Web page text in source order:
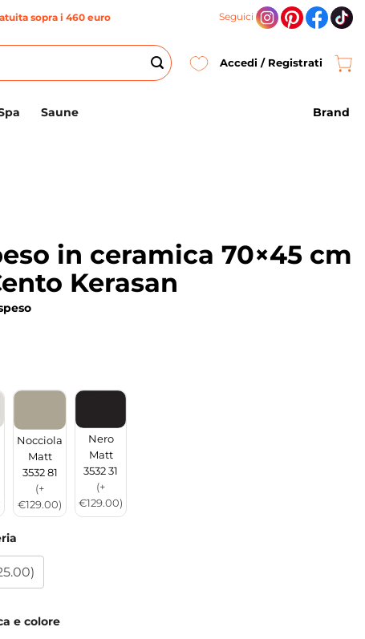
sopra i 460 euro Seguici
Accedi / Registrati
Saune Brand
in ceramica 70×45 cm
Kerasan
Nocciola
Matt
3532 81
(+
€129.00)
Nero
Matt
3532 31
(+
€129.00)
e colore